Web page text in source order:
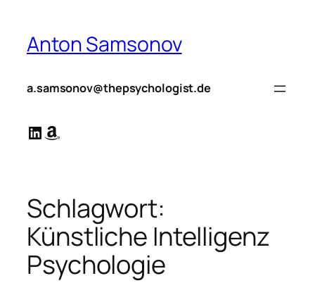
springen
Anton Samsonov
a.samsonov@thepsychologist.de
LinkedIn
Amazon
Schlagwort:
Künstliche Intelligenz
Psychologie